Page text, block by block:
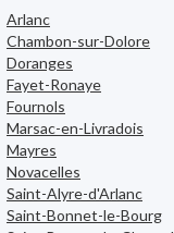
Arlanc
Chambon-sur-Dolore
Doranges
Fayet-Ronaye
Fournols
Marsac-en-Livradois
Mayres
Novacelles
Saint-Alyre-d'Arlanc
Saint-Bonnet-le-Bourg